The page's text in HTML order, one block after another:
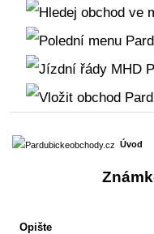
Úvod
Opište